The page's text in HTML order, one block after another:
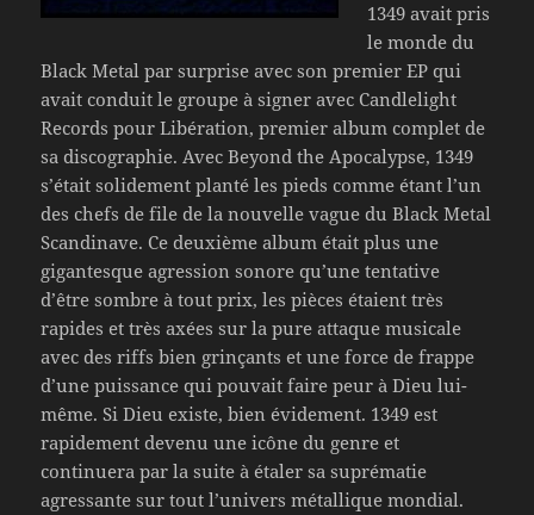
1349 avait pris
le monde du
Black Metal par surprise avec son premier EP qui
avait conduit le groupe à signer avec Candlelight
Records pour Libération, premier album complet de
sa discographie. Avec Beyond the Apocalypse, 1349
s’était solidement planté les pieds comme étant l’un
des chefs de file de la nouvelle vague du Black Metal
Scandinave. Ce deuxième album était plus une
gigantesque agression sonore qu’une tentative
d’être sombre à tout prix, les pièces étaient très
rapides et très axées sur la pure attaque musicale
avec des riffs bien grinçants et une force de frappe
d’une puissance qui pouvait faire peur à Dieu lui-
même. Si Dieu existe, bien évidement. 1349 est
rapidement devenu une icône du genre et
continuera par la suite à étaler sa suprématie
agressante sur tout l’univers métallique mondial.